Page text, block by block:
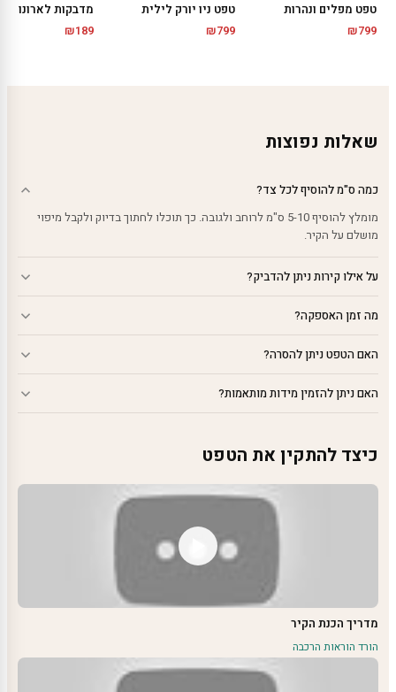
טפט מפלים ונהרות
₪799
טפט ניו יורק לילית
₪799
מדבקות לארונות |
₪189
שאלות נפוצות
כמה ס"מ להוסיף לכל צד?
מומלץ להוסיף 5-10 ס"מ לרוחב ולגובה. כך תוכלו לחתוך בדיוק ולקבל מיפוי
מושלם על הקיר.
על אילו קירות ניתן להדביק?
מה זמן האספקה?
האם הטפט ניתן להסרה?
האם ניתן להזמין מידות מותאמות?
כיצד להתקין את הטפט
מדריך הכנת הקיר
הורד הוראות הרכבה